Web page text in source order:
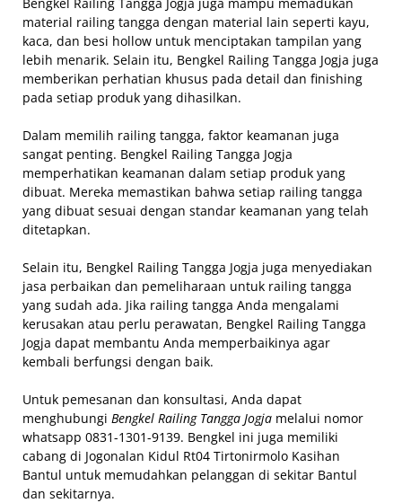
material railing tangga dengan material lain seperti kayu,
kaca, dan besi hollow untuk menciptakan tampilan yang
lebih menarik. Selain itu, Bengkel Railing Tangga Jogja juga
memberikan perhatian khusus pada detail dan finishing
pada setiap produk yang dihasilkan.
Dalam memilih railing tangga, faktor keamanan juga
sangat penting. Bengkel Railing Tangga Jogja
memperhatikan keamanan dalam setiap produk yang
dibuat. Mereka memastikan bahwa setiap railing tangga
yang dibuat sesuai dengan standar keamanan yang telah
ditetapkan.
Selain itu, Bengkel Railing Tangga Jogja juga menyediakan
jasa perbaikan dan pemeliharaan untuk railing tangga
yang sudah ada. Jika railing tangga Anda mengalami
kerusakan atau perlu perawatan, Bengkel Railing Tangga
Jogja dapat membantu Anda memperbaikinya agar
kembali berfungsi dengan baik.
Untuk pemesanan dan konsultasi, Anda dapat
menghubungi Bengkel Railing Tangga Jogja melalui nomor
whatsapp 0831-1301-9139. Bengkel ini juga memiliki
cabang di Jogonalan Kidul Rt04 Tirtonirmolo Kasihan
Bantul untuk memudahkan pelanggan di sekitar Bantul
dan sekitarnya.